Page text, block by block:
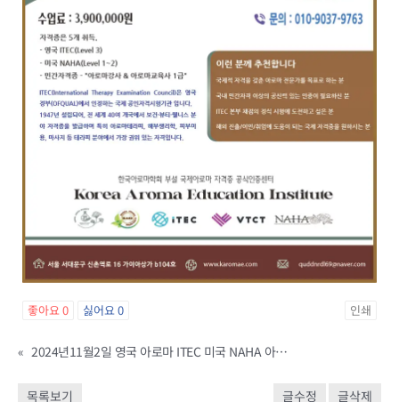
좋아요0 싫어요0 인쇄
« 2024년11월2일 영국 아로마 ITEC 미국 NAHA 아로마 국제과정 수업공지
목록보기 글수정 글삭제